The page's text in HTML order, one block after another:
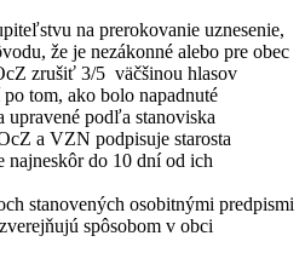
na prerokovanie uznesenie,
že je nezákonné alebo pre obec
zrušiť 3/5 väčšinou hlasov
tom, ako bolo napadnuté
podľa stanoviska
a VZN podpisuje starosta
do 10 dní od ich
stanovených osobitnými predpismi
spôsobom v obci